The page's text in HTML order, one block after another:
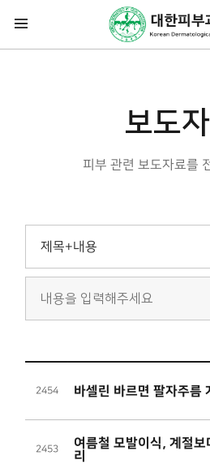
보도
피부 관련 보도자료를
2454 바셀린 바르면 팔자주름
2453
여름철 모발이식, 계절
리